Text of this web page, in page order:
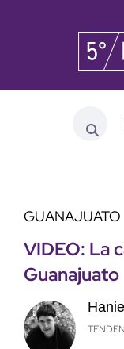
GUANAJUATO
VIDEO: La
Guanajuato